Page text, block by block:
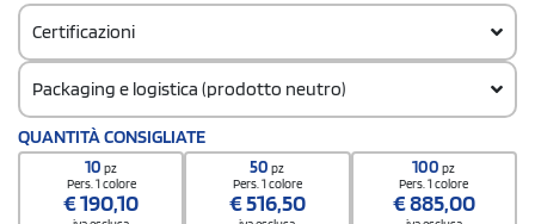
Certificazioni
Packaging e logistica (prodotto neutro)
Codice doganale
61091000
QUANTITÀ CONSIGLIATE
10pz
Pers. 1 colore
€190,10
50pz
Pers. 1 colore
€516,50
100pz
Pers. 1 colore
€885,00